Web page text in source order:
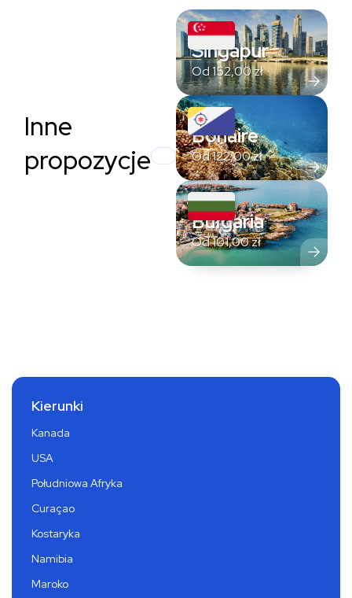
Inne
propozycje
Singapur
Od152,00zł
Bonaire
Od122,00zł
Bułgaria
Od101,00zł
Kierunki
Kanada
USA
Południowa Afryka
Curaçao
Kostaryka
Namibia
Maroko